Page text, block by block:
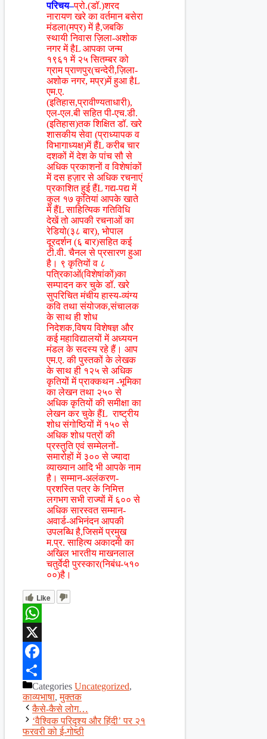
परिचय–प्रो.(डॉ.)शरद
नारायण खरे का वर्तमान बसेरा
मंडला(मप्र) में है,जबकि
स्थायी निवास ज़िला-अशोक
नगर में हैL आपका जन्म
१९६१ में २५ सितम्बर को
ग्राम प्राणपुर(चन्देरी,ज़िला-
अशोक नगर, मप्र)में हुआ हैL
एम.ए.
(इतिहास,प्रावीण्यताधारी),
एल-एल.बी सहित पी-एच.डी.
(इतिहास)तक शिक्षित डॉ. खरे
शासकीय सेवा (प्राध्यापक व
विभागाध्यक्ष)में हैंL करीब चार
दशकों में देश के पांच सौ से
अधिक प्रकाशनों व विशेषांकों
में दस हज़ार से अधिक रचनाएं
प्रकाशित हुई हैंL गद्य-पद्य में
कुल १७ कृतियां आपके खाते
में हैंL साहित्यिक गतिविधि
देखें तो आपकी रचनाओं का
रेडियो(३८ बार), भोपाल
दूरदर्शन (६ बार)सहित कई
टी.वी. चैनल से प्रसारण हुआ
है। ९ कृतियों व ८
पत्रिकाओं(विशेषांकों)का
सम्पादन कर चुके डॉ. खरे
सुपरिचित मंचीय हास्य-व्यंग्य
कवि तथा संयोजक,संचालक
के साथ ही शोध
निदेशक,विषय विशेषज्ञ और
कई महाविद्यालयों में अध्ययन
मंडल के सदस्य रहे हैं। आप
एम.ए. की पुस्तकों के लेखक
के साथ ही १२५ से अधिक
कृतियों में प्राक्कथन -भूमिका
का लेखन तथा २५० से
अधिक कृतियों की समीक्षा का
लेखन कर चुके हैंL राष्ट्रीय
शोध संगोष्ठियों में १५० से
अधिक शोध पत्रों की
प्रस्तुति एवं सम्मेलनों-
समारोहों में ३०० से ज्यादा
व्याख्यान आदि भी आपके नाम
है। सम्मान-अलंकरण-
प्रशस्ति पत्र के निमित्त
लगभग सभी राज्यों में ६०० से
अधिक सारस्वत सम्मान-
अवार्ड-अभिनंदन आपकी
उपलब्धि है,जिसमें प्रमुख
म.प्र. साहित्य अकादमी का
अखिल भारतीय माखनलाल
चतुर्वेदी पुरस्कार(निबंध-५१०
००)है।
Like
WhatsApp
X
Facebook
ShareCategories Uncategorized,
काव्यभाषा,मुक्तक
कैसे-कैसे लोग…
‘वैश्विक परिदृश्य और हिंदी’ पर २१
फरवरी को ई-गोष्ठी